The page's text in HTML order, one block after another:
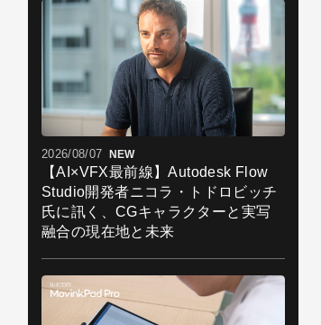
2026/08/07 NEW
【AI×VFX最前線】Autodesk Flow
Studio開発者ニコラ・トドロビッチ
氏に訊く、CGキャラクターと実写
融合の現在地と未来